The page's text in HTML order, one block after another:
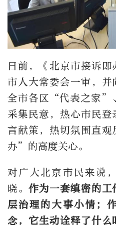
日前，《北京市接诉
市人大常委会一审，并
全市各区“代表之家”
采集民意，热心市民
言献策，热切氛围直
办”的高度关心。
对广大北京市民来说
晓。 作为一套缜密的工
层治理的大事小情；
念，它生动诠释了什